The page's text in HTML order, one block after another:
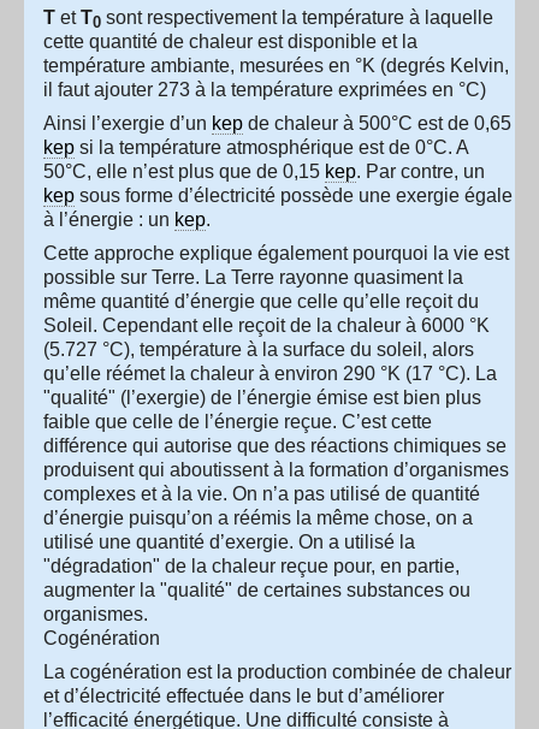
T etT0 sont respectivement la température à laquelle
cette quantité de chaleur est disponible et la
température ambiante, mesurées en °K (degrés Kelvin,
il faut ajouter 273 à la température exprimées en °C)
Ainsi l’exergie d’un kep de chaleur à 500°C est de 0,65
kep si la température atmosphérique est de 0°C. A
50°C, elle n’est plus que de 0,15 kep. Par contre, un
kep sous forme d’électricité possède une exergie égale
à l’énergie : un kep.
Cette approche explique également pourquoi la vie est
possible sur Terre. La Terre rayonne quasiment la
même quantité d’énergie que celle qu’elle reçoit du
Soleil. Cependant elle reçoit de la chaleur à 6000 °K
(5.727 °C), température à la surface du soleil, alors
qu’elle réémet la chaleur à environ 290 °K (17 °C). La
"qualité" (l’exergie) de l’énergie émise est bien plus
faible que celle de l’énergie reçue. C’est cette
différence qui autorise que des réactions chimiques se
produisent qui aboutissent à la formation d’organismes
complexes et à la vie. On n’a pas utilisé de quantité
d’énergie puisqu’on a réémis la même chose, on a
utilisé une quantité d’exergie. On a utilisé la
"dégradation" de la chaleur reçue pour, en partie,
augmenter la "qualité" de certaines substances ou
organismes.
Cogénération
La cogénération est la production combinée de chaleur
et d’électricité effectuée dans le but d’améliorer
l’efficacité énergétique. Une difficulté consiste à